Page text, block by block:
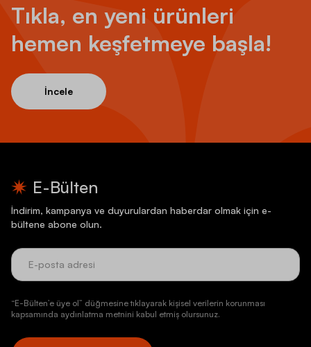
Tıkla, en yeni ürünleri
hemen keşfetmeye başla!
İncele
E-Bülten
İndirim, kampanya ve duyurulardan haberdar olmak için e-
bültene abone olun.
“E-Bülten’e üye ol” düğmesine tıklayarak kişisel verilerin korunması
kapsamında aydınlatma metnini kabul etmiş olursunuz.